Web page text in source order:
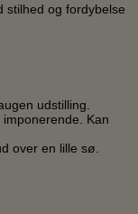
stilhed og fordybelse
udstilling.
Kan
over en lille sø.